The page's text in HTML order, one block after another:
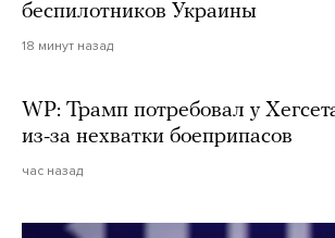
беспилотников Украины
18 минут назад
WP: Трамп потребовал у
из-за нехватки боеприпасов
час назад